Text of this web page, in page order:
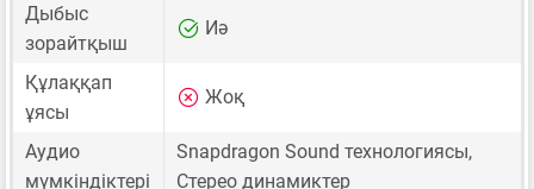
Дыбыс
зорайтқыш
Иә
Құлаққап
ұясы
Жоқ
Аудио
мүмкіндіктері
Snapdragon Sound технологиясы,
Стерео динамиктер